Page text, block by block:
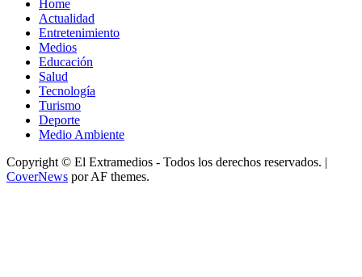
Home
Actualidad
Entretenimiento
Medios
Educación
Salud
Tecnología
Turismo
Deporte
Medio Ambiente
Copyright © El Extramedios - Todos los derechos reservados. |
CoverNews por AF themes.